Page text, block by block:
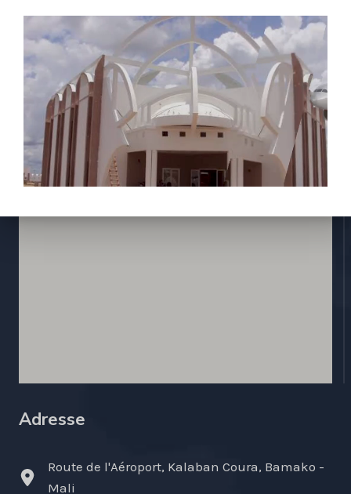
Activités
Réglementions
E-services
Contactez nous
Adresse
Route de l'Aéroport, Kalaban Coura, Bamako -
Mali